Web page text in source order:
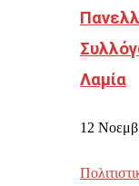
Λαμία
12